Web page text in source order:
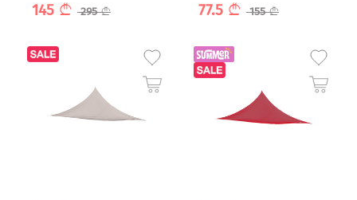
145 295 77.5 155